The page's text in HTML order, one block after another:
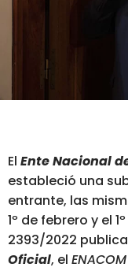
El Ente Nacional
estableció una
entrante, las
1º de febrero y el
2393/2022
Oficial, el ENACOM